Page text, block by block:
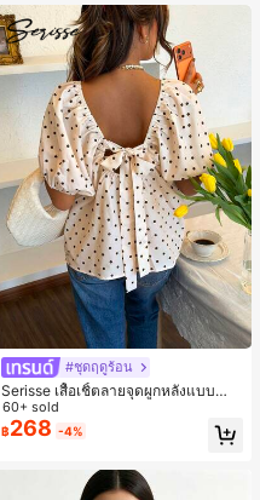
#ชุดฤดูร้อน
Serisse เสื้อเชิ้ตลายจุดผูกหลังแบบลำล
องสำหรับฤดูร้อน
60+ sold
฿268 -4%